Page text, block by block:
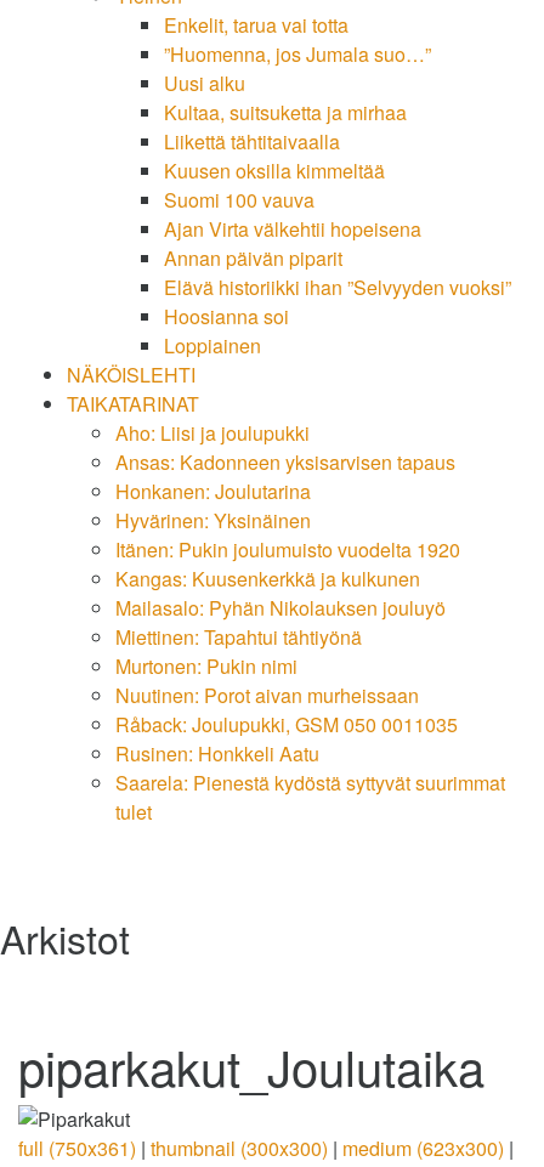
Enkelit, tarua vai totta
”Huomenna, jos Jumala suo…”
Uusi alku
Kultaa, suitsuketta ja mirhaa
Liikettä tähtitaivaalla
Kuusen oksilla kimmeltää
Suomi 100 vauva
Ajan Virta välkehtii hopeisena
Annan päivän piparit
Elävä historiikki ihan ”Selvyyden vuoksi”
Hoosianna soi
Loppiainen
NÄKÖISLEHTI
TAIKATARINAT
Aho: Liisi ja joulupukki
Ansas: Kadonneen yksisarvisen tapaus
Honkanen: Joulutarina
Hyvärinen: Yksinäinen
Itänen: Pukin joulumuisto vuodelta 1920
Kangas: Kuusenkerkkä ja kulkunen
Mailasalo: Pyhän Nikolauksen jouluyö
Miettinen: Tapahtui tähtiyönä
Murtonen: Pukin nimi
Nuutinen: Porot aivan murheissaan
Råback: Joulupukki, GSM 050 0011035
Rusinen: Honkkeli Aatu
Saarela: Pienestä kydöstä syttyvät suurimmat
tulet
Arkistot
piparkakut_Joulutaika
full (750x361) | thumbnail (300x300) | medium (623x300) |